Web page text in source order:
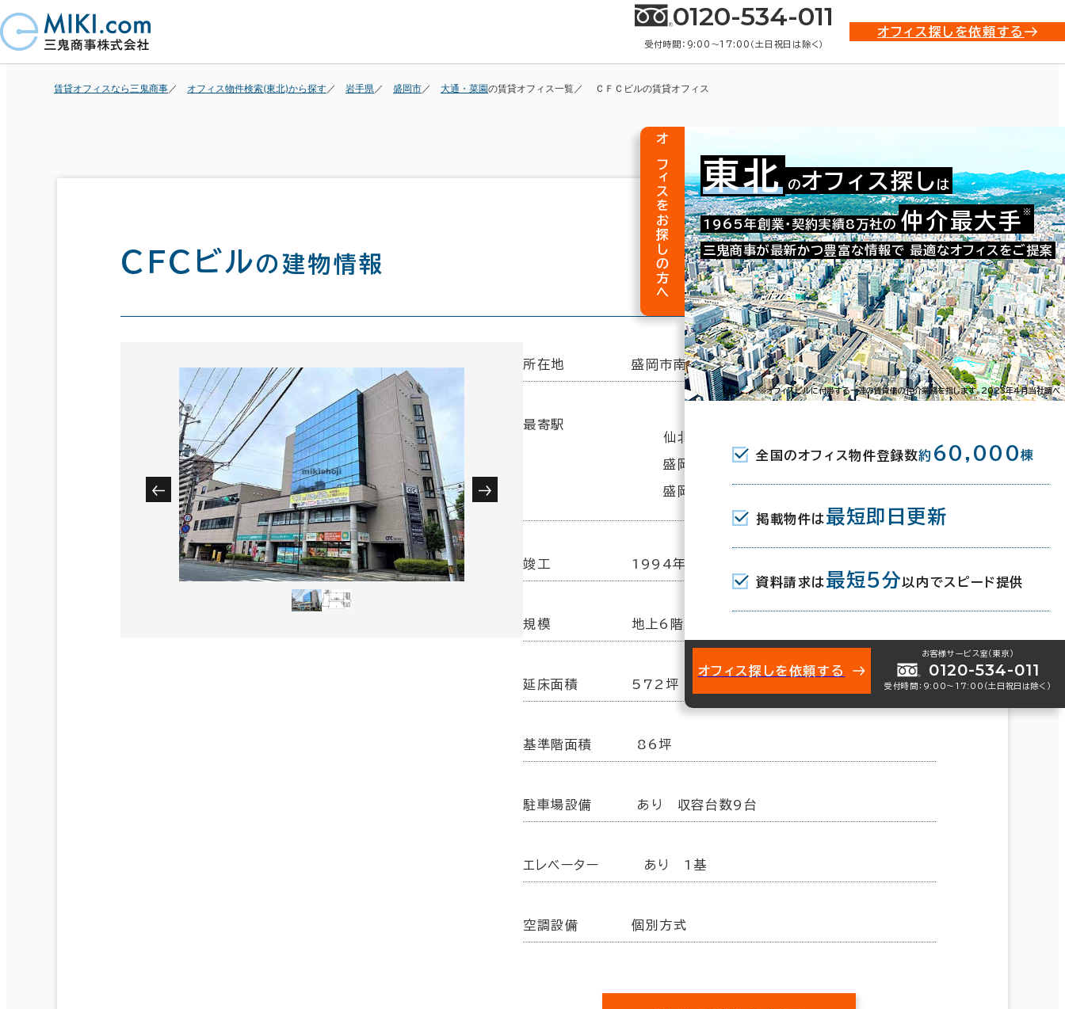
0120-534-011
受付時間：9:00〜17:00（土日祝日は除く）
オフィス探しを依頼する
賃貸オフィスなら三鬼商事 オフィス物件検索(東北)から探す 岩手県 盛岡市 大通・菜園の賃貸オフィス一覧 ＣＦＣビルの賃貸オフィス
ＣＦＣビルの建物情報
お問い合わせ番号：002-40190
所在地 盛岡市南大通1-8-7
最寄駅
仙北町駅(JR) 東口 19分
盛岡駅(ＩＧＲいわて銀河鉄道線) 南口 25分
盛岡駅(JR) 南口 25分
竣工 1994年12月
規模 地上6階／地下1階建
延床面積 572坪
基準階面積 86坪
駐車場設備 あり 収容台数9台
エレベーター あり 1基
空調設備 個別方式
オフィスをお探しの方へ 東北 のオフィス探し は
1965年創業・契約実績8万社の 仲介最大手 ※
三鬼商事が最新かつ豊富な情報で 最適なオフィスをご提案
※オフィスビルに付帯する一連の賃貸借の仲介業務を指します。2023年4月当社調べ
全国のオフィス物件登録数約 60,000棟
掲載物件は 最短即日更新
資料請求は 最短5分 以内でスピード提供
オフィス探しを依頼する
お客様サービス室（東京）
0120-534-011
受付時間：9:00〜17:00（土日祝日は除く）